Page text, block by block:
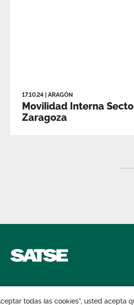
17.10.24 ARAGÓN
Movilidad Interna
Zaragoza
todas las cookies”, usted acepta